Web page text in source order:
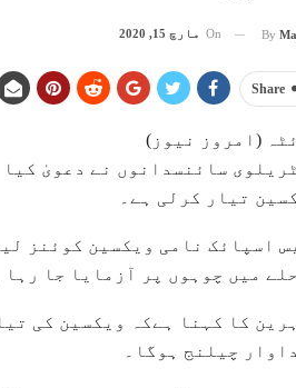
By
On مارچ 15, 2020
Share
(امروز نیوز)
سائنسدانوں نے دعویٰ
تیار کرلی ہے۔
اسپائک نامی ویکسین کوئنز
میں چوہوں پر آزمایا جا
چیلنج ہوگا۔